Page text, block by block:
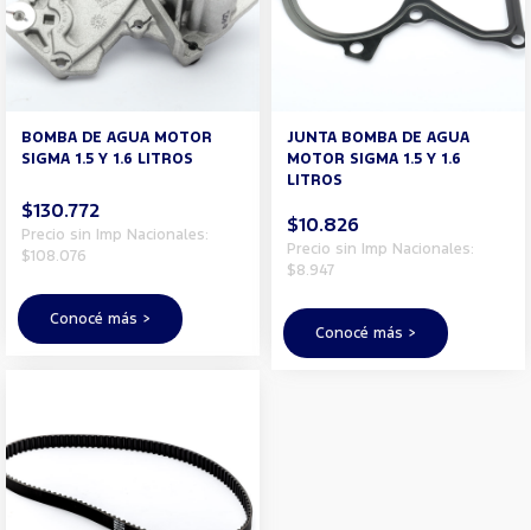
BOMBA DE AGUA MOTOR
SIGMA 1.5 Y 1.6 LITROS
$130.772
Precio sin Imp Nacionales:
$108.076
Conocé más >
JUNTA BOMBA DE AGUA
MOTOR SIGMA 1.5 Y 1.6
LITROS
$10.826
Precio sin Imp Nacionales:
$8.947
Conocé más >